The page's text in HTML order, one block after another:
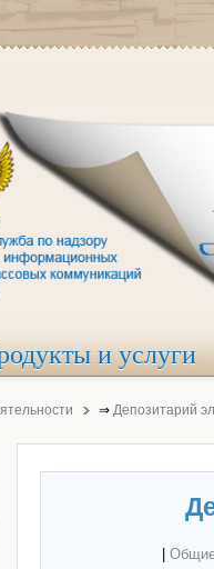
и услуги
⇒ Депозитарий